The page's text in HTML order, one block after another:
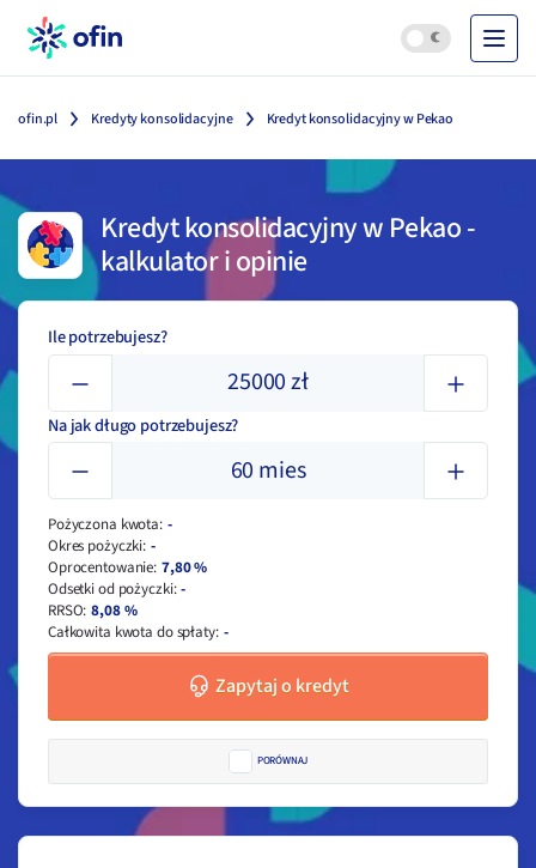
ofin.pl Kredyty konsolidacyjne Kredyt konsolidacyjny w Pekao
Kredyt konsolidacyjny w Pekao-
kalkulator i opinie
Ile potrzebujesz?
25000zł
Na jak długo potrzebujesz?
60 mies
Pożyczona kwota: -
Okres pożyczki: -
Oprocentowanie: 7,80 %
Odsetki od pożyczki: -
RRSO: 8,08 %
Całkowita kwota do spłaty: -
Zapytaj o kredyt
PORÓWNAJ